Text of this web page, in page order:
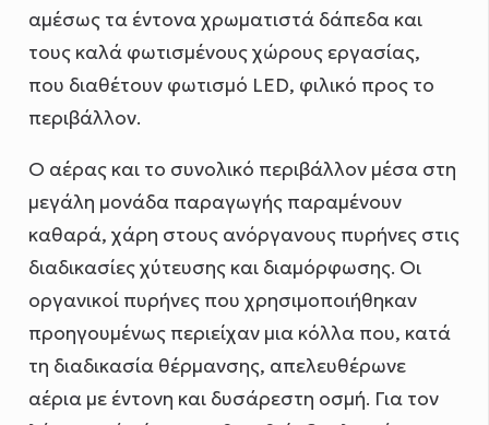
αμέσως τα έντονα χρωματιστά δάπεδα και
τους καλά φωτισμένους χώρους εργασίας,
που διαθέτουν φωτισμό LED, φιλικό προς το
περιβάλλον.
Ο αέρας και το συνολικό περιβάλλον μέσα στη
μεγάλη μονάδα παραγωγής παραμένουν
καθαρά, χάρη στους ανόργανους πυρήνες στις
διαδικασίες χύτευσης και διαμόρφωσης. Οι
οργανικοί πυρήνες που χρησιμοποιήθηκαν
προηγουμένως περιείχαν μια κόλλα που, κατά
τη διαδικασία θέρμανσης, απελευθέρωνε
αέρια με έντονη και δυσάρεστη οσμή. Για τον